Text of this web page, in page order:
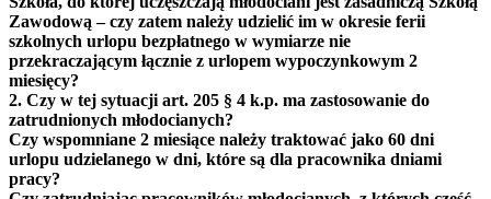
Zawodową – czy zatem należy udzielić im w okresie ferii
szkolnych urlopu bezpłatnego w wymiarze nie
przekraczającym łącznie z urlopem wypoczynkowym 2
miesięcy?
2. Czy w tej sytuacji art. 205 § 4 k.p. ma zastosowanie do
zatrudnionych młodocianych?
Czy wspomniane 2 miesiące należy traktować jako 60 dni
urlopu udzielanego w dni, które są dla pracownika dniami
pracy?